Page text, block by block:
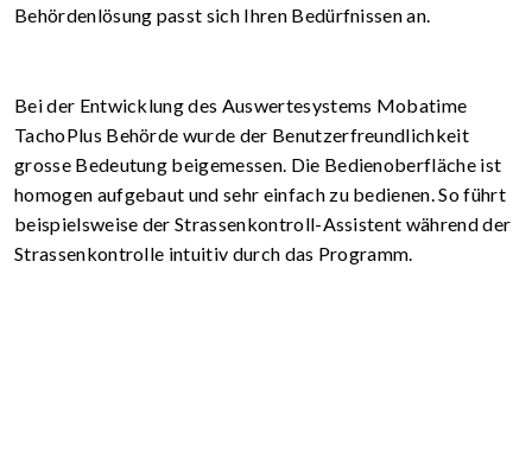
Behördenlösung passt sich Ihren Bedürfnissen an.
Bei der Entwicklung des Auswertesystems Mobatime
TachoPlus Behörde wurde der Benutzerfreundlichkeit
grosse Bedeutung beigemessen. Die Bedienoberfläche ist
homogen aufgebaut und sehr einfach zu bedienen. So führt
beispielsweise der Strassen­kontroll-Assistent während der
Strassenkontrolle intuitiv durch das Programm.